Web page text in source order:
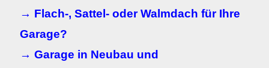
→ Flach-, Sattel- oder Walmdach für Ihre
Garage?
→ Garage in Neubau und